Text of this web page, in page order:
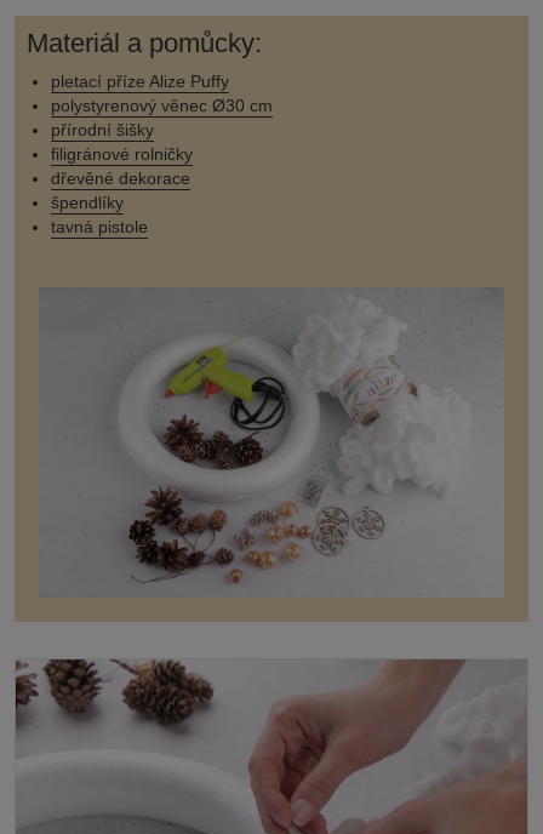
Materiál a pomůcky:
pletací příze Alize Puffy
polystyrenový věnec Ø30 cm
přírodní šišky
filigránové rolničky
dřevěné dekorace
špendlíky
tavná pistole